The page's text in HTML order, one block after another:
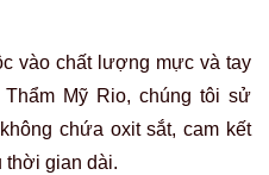
vào chất lượng mực và tay
Mỹ Rio, chúng tôi sử
chứa oxit sắt, cam kết
thời gian dài.